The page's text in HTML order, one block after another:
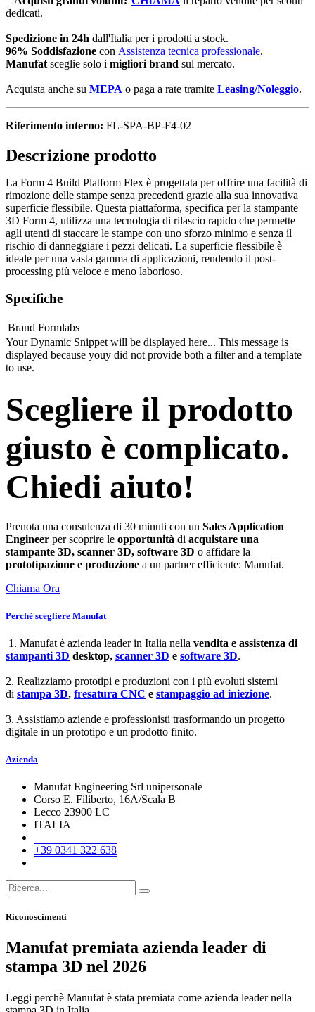
dedicati.
Spedizione in 24h dall'Italia per i prodotti a stock.
96% Soddisfazione con Assistenza tecnica professionale.
Manufat sceglie solo i migliori brand sul mercato.
Acquista anche su MEPA o paga a rate tramite Leasing/Noleggio.
Riferimento interno: FL-SPA-BP-F4-02
Descrizione prodotto
La Form 4 Build Platform Flex è progettata per offrire una facilità di
rimozione delle stampe senza precedenti grazie alla sua innovativa
superficie flessibile. Questa piattaforma, specifica per la stampante
3D Form 4, utilizza una tecnologia di rilascio rapido che permette
agli utenti di staccare le stampe con uno sforzo minimo e senza il
rischio di danneggiare i pezzi delicati. La superficie flessibile è
ideale per una vasta gamma di applicazioni, rendendo il post-
processing più veloce e meno laborioso.
Specifiche
Brand Formlabs
Your Dynamic Snippet will be displayed here... This message is
displayed because youy did not provide both a filter and a template
to use.
Scegliere il prodotto
giusto è complicato.
Chiedi aiuto!
Prenota una consulenza di 30 minuti con un Sales Application
Engineer per scoprire le opportunità di acquistare una
stampante 3D, scanner 3D, software 3D o affidare la
prototipazione e produzione a un partner efficiente: Manufat.
Chiama Ora
Perchè scegliere Manufat
1. Manufat è azienda leader in Italia nella vendita e assistenza di
stampanti 3D desktop, scanner 3D e software 3D.
2. Realizziamo prototipi e produzioni con i più evoluti sistemi
di stampa 3D, fresatura CNC e stampaggio ad iniezione.
3. Assistiamo aziende e professionisti trasformando un progetto
digitale in un prototipo e un prodotto finito.
Azienda
Manufat Engineering Srl unipersonale
Corso E. Filiberto, 16A/Scala B
Lecco 23900 LC
ITALIA
+39 0341 322 638
Riconoscimenti
Manufat premiata azienda leader di
stampa 3D nel 2026
Leggi perchè Manufat è stata premiata come azienda leader nella